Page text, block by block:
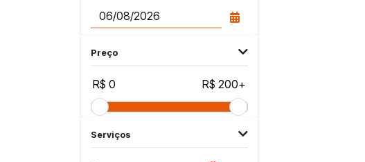
Preço
R$ 0 R$ 200+
Serviços